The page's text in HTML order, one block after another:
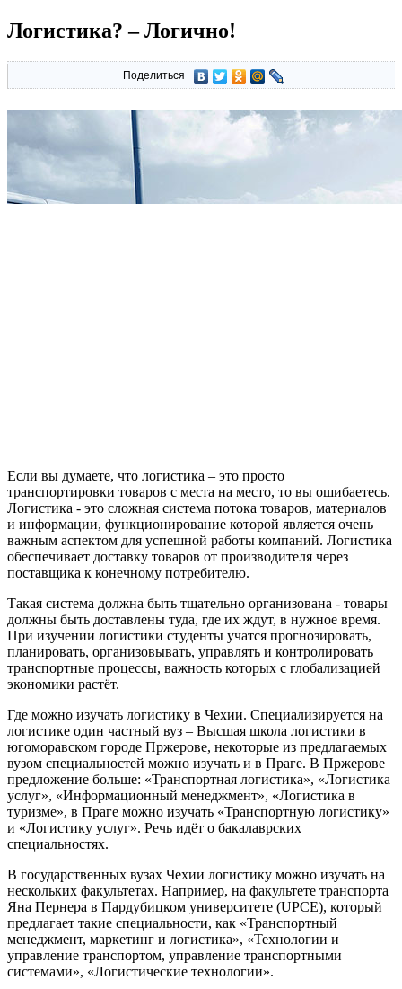
Логистика? – Логично!
Поделиться
Если вы думаете, что логистика – это просто
транспортировки товаров с места на место, то вы ошибаетесь.
Логистика - это сложная система потока товаров, материалов
и информации, функционирование которой является очень
важным аспектом для успешной работы компаний. Логистика
обеспечивает доставку товаров от производителя через
поставщика к конечному потребителю.
Такая система должна быть тщательно организована - товары
должны быть доставлены туда, где их ждут, в нужное время.
При изучении логистики студенты учатся прогнозировать,
планировать, организовывать, управлять и контролировать
транспортные процессы, важность которых с глобализацией
экономики растёт.
Где можно изучать логистику в Чехии. Специализируется на
логистике один частный вуз – Высшая школа логистики в
югоморавском городе Пржерове, некоторые из предлагаемых
вузом специальностей можно изучать и в Праге. В Пржерове
предложение больше: «Транспортная логистика», «Логистика
услуг», «Информационный менеджмент», «Логистика в
туризме», в Праге можно изучать «Транспортную логистику»
и «Логистику услуг». Речь идёт о бакалаврских
специальностях.
В государственных вузах Чехии логистику можно изучать на
нескольких факультетах. Например, на факультете транспорта
Яна Пернера в Пардубицком университете (UPCE), который
предлагает такие специальности, как «Транспортный
менеджмент, маркетинг и логистика», «Технологии и
управление транспортом, управление транспортными
системами», «Логистические технологии».